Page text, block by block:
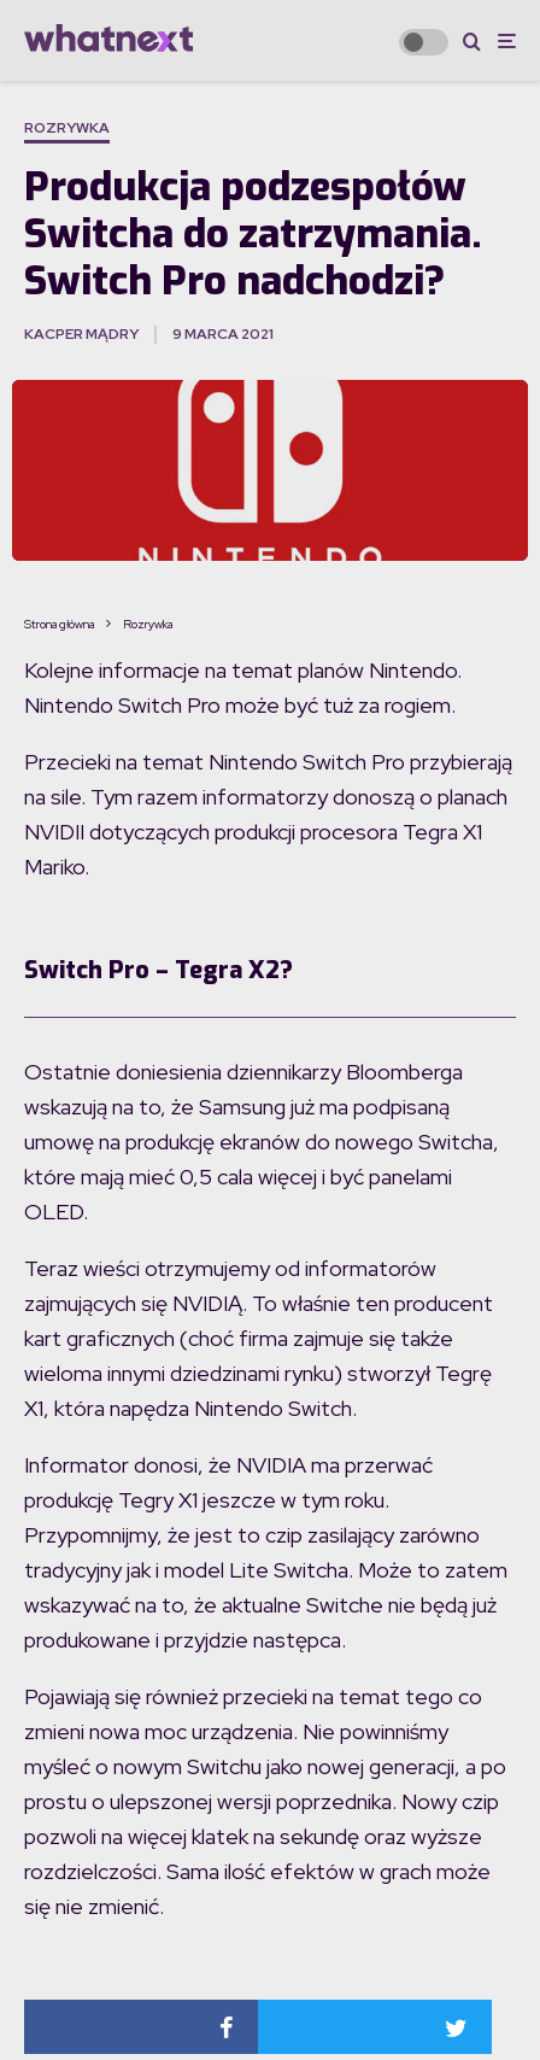
ROZRYWKA
Produkcja podzespołów
Switcha do zatrzymania.
Switch Pro nadchodzi?
KACPER MĄDRY 9 MARCA 2021
Strona główna Rozrywka
Kolejne informacje na temat planów Nintendo.
Nintendo Switch Pro może być tuż za rogiem.
Przecieki na temat Nintendo Switch Pro przybierają
na sile. Tym razem informatorzy donoszą o planach
NVIDII dotyczących produkcji procesora Tegra X1
Mariko.
Switch Pro – Tegra X2?
Ostatnie doniesienia dziennikarzy Bloomberga
wskazują na to, że Samsung już ma podpisaną
umowę na produkcję ekranów do nowego Switcha,
które mają mieć 0,5 cala więcej i być panelami
OLED.
Teraz wieści otrzymujemy od informatorów
zajmujących się NVIDIĄ. To właśnie ten producent
kart graficznych (choć firma zajmuje się także
wieloma innymi dziedzinami rynku) stworzył Tegrę
X1, która napędza Nintendo Switch.
Informator donosi, że NVIDIA ma przerwać
produkcję Tegry X1 jeszcze w tym roku.
Przypomnijmy, że jest to czip zasilający zarówno
tradycyjny jak i model Lite Switcha. Może to zatem
wskazywać na to, że aktualne Switche nie będą już
produkowane i przyjdzie następca.
Pojawiają się również przecieki na temat tego co
zmieni nowa moc urządzenia. Nie powinniśmy
myśleć o nowym Switchu jako nowej generacji, a po
prostu o ulepszonej wersji poprzednika. Nowy czip
pozwoli na więcej klatek na sekundę oraz wyższe
rozdzielczości. Sama ilość efektów w grach może
się nie zmienić.